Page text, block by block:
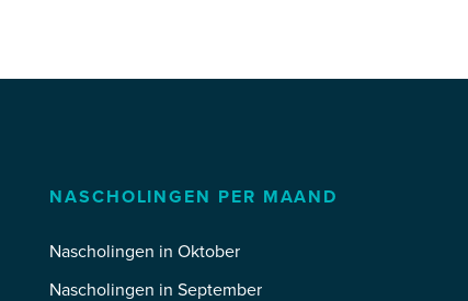
NASCHOLINGEN PER MAAND
Nascholingen in Oktober
Nascholingen in September